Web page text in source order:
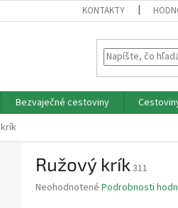
KONTAKTY
Bezvaječné cestoviny
Ružový krík 311
Priemerné
Neohodnotené Podrobnosti